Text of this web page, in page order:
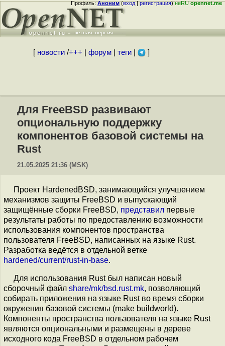
Профиль:Аноним(вход|регистрация)неRUopennet.me
[ новости/+++ форум| теги| ]
Для FreeBSD развивают
опциональную поддержку
компонентов базовой системы на
Rust
21.05.2025 21:36 (MSK)
Проект HardenedBSD, занимающийся улучшением
механизмов защиты FreeBSD и выпускающий
защищённые сборки FreeBSD, представил первые
результаты работы по предоставлению возможности
использования компонентов пространства
пользователя FreeBSD, написанных на языке Rust.
Разработка ведётся в отдельной ветке
hardened/current/rust-in-base.
Для использования Rust был написан новый
сборочный файл share/mk/bsd.rust.mk, позволяющий
собирать приложения на языке Rust во время сборки
окружения базовой системы (make buildworld).
Компоненты пространства пользователя на языке Rust
являются опциональными и размещены в дереве
исходного кода FreeBSD в отдельном рабочем